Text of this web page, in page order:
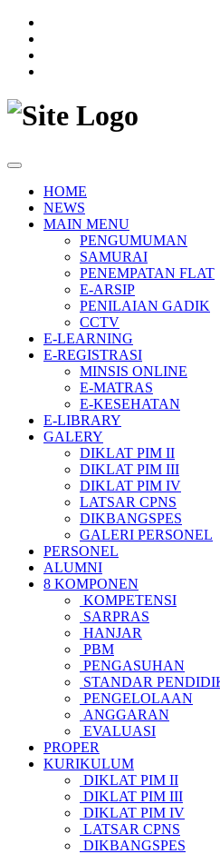
HOME
NEWS
MAIN MENU
PENGUMUMAN
SAMURAI
PENEMPATAN FLAT
E-ARSIP
PENILAIAN GADIK
CCTV
E-LEARNING
E-REGISTRASI
MINSIS ONLINE
E-MATRAS
E-KESEHATAN
E-LIBRARY
GALERY
DIKLAT PIM II
DIKLAT PIM III
DIKLAT PIM IV
LATSAR CPNS
DIKBANGSPES
GALERI PERSONEL
PERSONEL
ALUMNI
8 KOMPONEN
KOMPETENSI
SARPRAS
HANJAR
PBM
PENGASUHAN
STANDAR
PENGELOLAAN
ANGGARAN
EVALUASI
PROPER
KURIKULUM
DIKLAT PIM II
DIKLAT PIM III
DIKLAT PIM IV
LATSAR CPNS
DIKBANGSPES